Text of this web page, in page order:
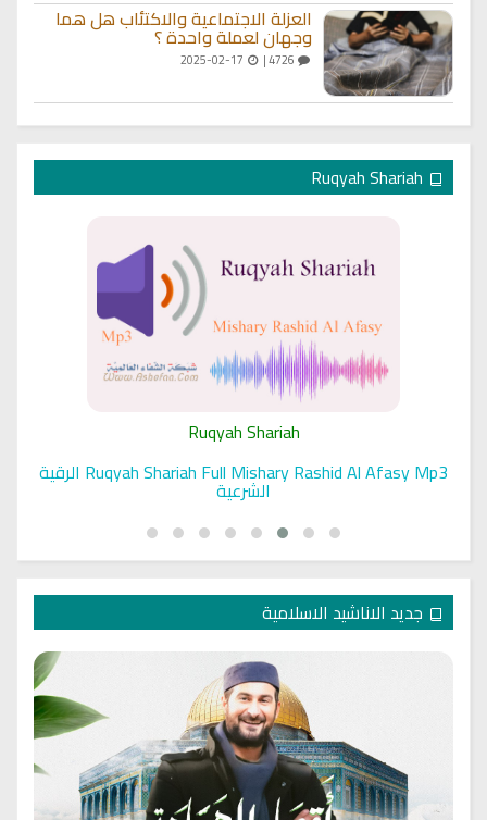
العزلة الاجتماعية والاكتئاب هل هما
وجهان لعملة واحدة ؟
Ruqyah Shariah
Ruqyah Shariah Full Mishary Rashid Al Afasy Mp3 الرقية
الشرعية
جديد الاناشيد الاسلامية